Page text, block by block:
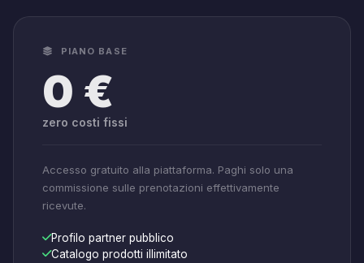
PIANO BASE
0 €
zero costi fissi
Accesso gratuito alla piattaforma. Paghi solo una
commissione sulle prenotazioni effettivamente
ricevute.
Profilo partner pubblico
Catalogo prodotti illimitato